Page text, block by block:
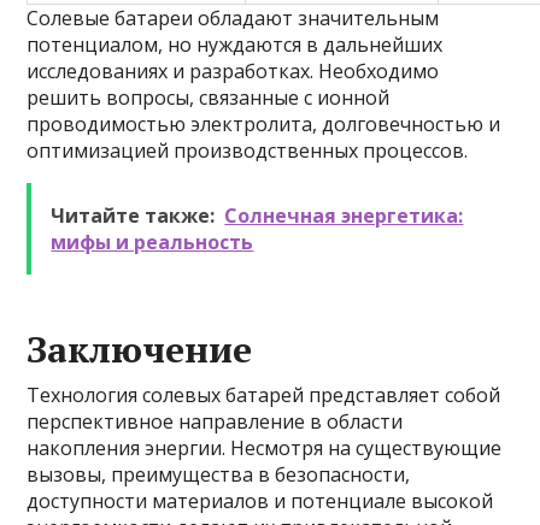
Солевые батареи обладают значительным
потенциалом, но нуждаются в дальнейших
исследованиях и разработках. Необходимо
решить вопросы, связанные с ионной
проводимостью электролита, долговечностью и
оптимизацией производственных процессов.
Читайте также: Солнечная энергетика:
мифы и реальность
Заключение
Технология солевых батарей представляет собой
перспективное направление в области
накопления энергии. Несмотря на существующие
вызовы, преимущества в безопасности,
доступности материалов и потенциале высокой